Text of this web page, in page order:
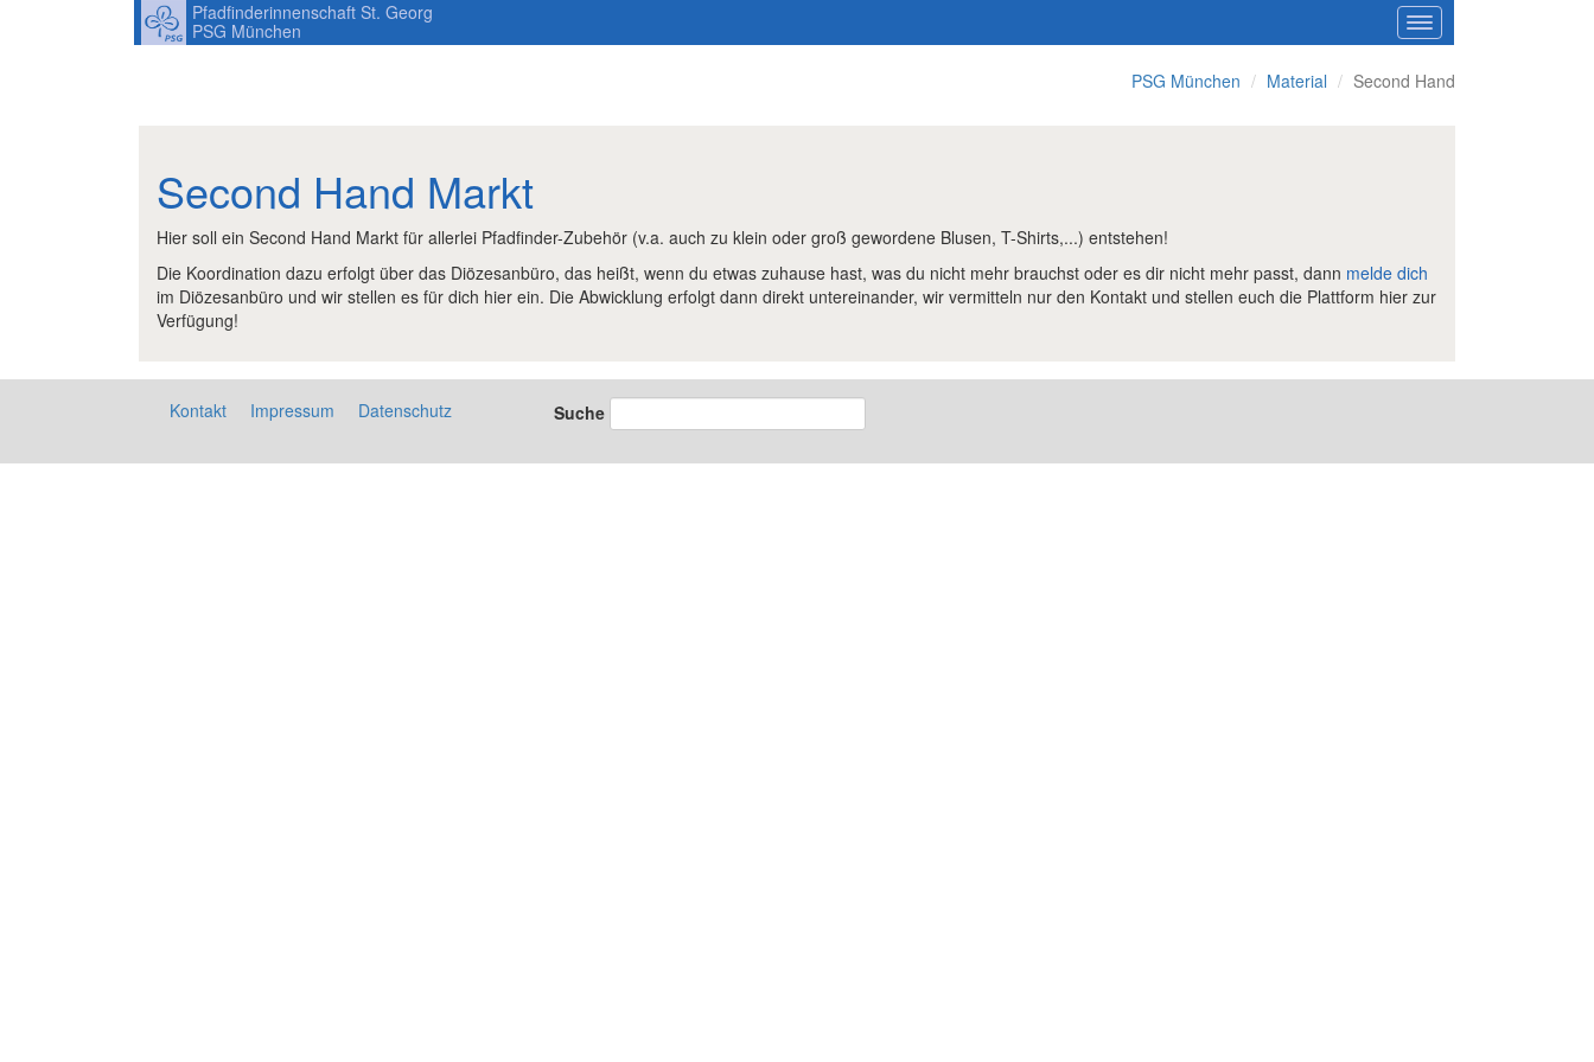
Pfadfinderinnenschaft St. Georg
PSG München
PSG München Material Second Hand
Second Hand Markt
Hier soll ein Second Hand Markt für allerlei Pfadfinder-Zubehör (v.a. auch zu klein oder groß gewordene Blusen, T-Shirts,...) entstehen!
Die Koordination dazu erfolgt über das Diözesanbüro, das heißt, wenn du etwas zuhause hast, was du nicht mehr brauchst oder es dir nicht mehr passt, dann melde dich
im Diözesanbüro und wir stellen es für dich hier ein. Die Abwicklung erfolgt dann direkt untereinander, wir vermitteln nur den Kontakt und stellen euch die Plattform hier zur
Verfügung!
Kontakt Impressum Datenschutz Suche